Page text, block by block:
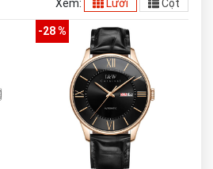
Xem: Lưới Cột
-28 %